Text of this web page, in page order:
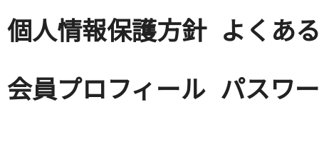
個人情報保護方針 よくあ
会員プロフィール パスワ